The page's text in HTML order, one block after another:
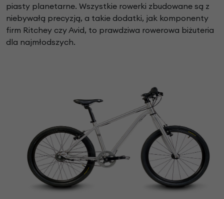
piasty planetarne. Wszystkie rowerki zbudowane są z
niebywałą precyzją, a takie dodatki, jak komponenty
firm Ritchey czy Avid, to prawdziwa rowerowa biżuteria
dla najmłodszych.